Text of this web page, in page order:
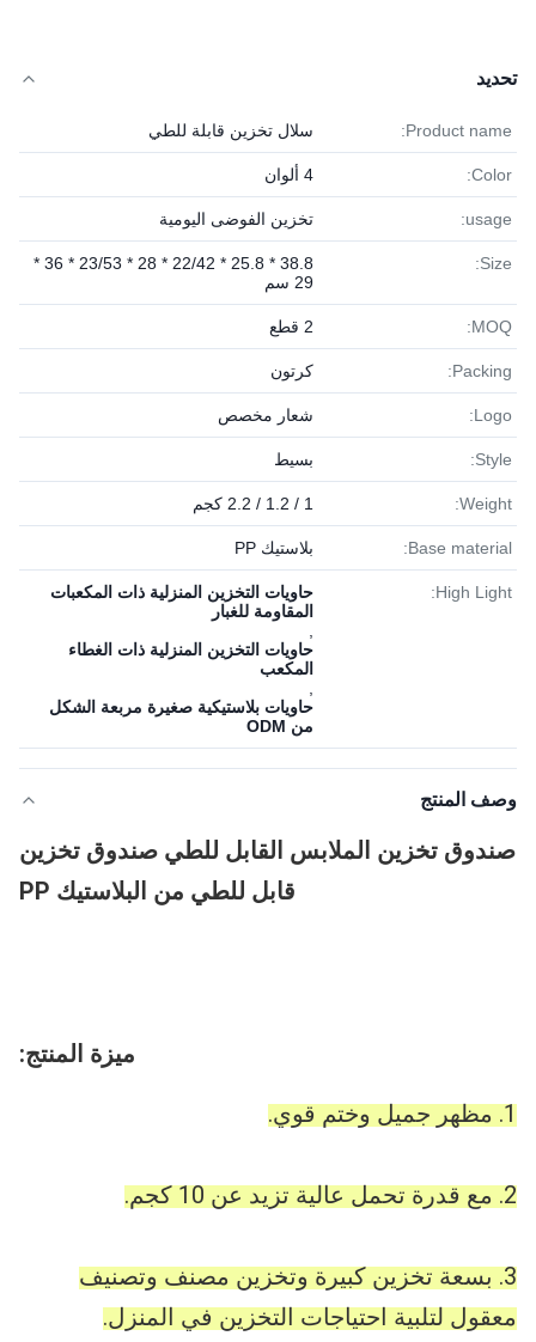
تحديد
Product name: سلال تخزين قابلة للطي
Color: 4 ألوان
usage: تخزين الفوضى اليومية
Size:
38.8 * 25.8 * 22/42 * 28 * 23/53 * 36 *
29 سم
MOQ: 2 قطع
Packing: كرتون
Logo: شعار مخصص
Style: بسيط
Weight: 1 / 1.2 / 2.2 كجم
Base material: بلاستيك PP
High Light:
حاويات التخزين المنزلية ذات المكعبات
المقاومة للغبار
حاويات التخزين المنزلية ذات الغطاء
المكعب
حاويات بلاستيكية صغيرة مربعة الشكل
من ODM
وصف المنتج
صندوق تخزين الملابس القابل للطي صندوق تخزين
قابل للطي من البلاستيك PP
ميزة المنتج:
1. مظهر جميل وختم قوي.
2. مع قدرة تحمل عالية تزيد عن 10 كجم.
معقول لتلبية احتياجات التخزين في المنزل.